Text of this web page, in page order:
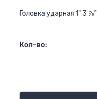
Головка ударная 1" 3 ⅞"
Кол-во: